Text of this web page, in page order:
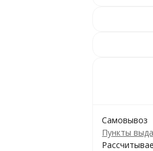
Самовывоз
Пункты